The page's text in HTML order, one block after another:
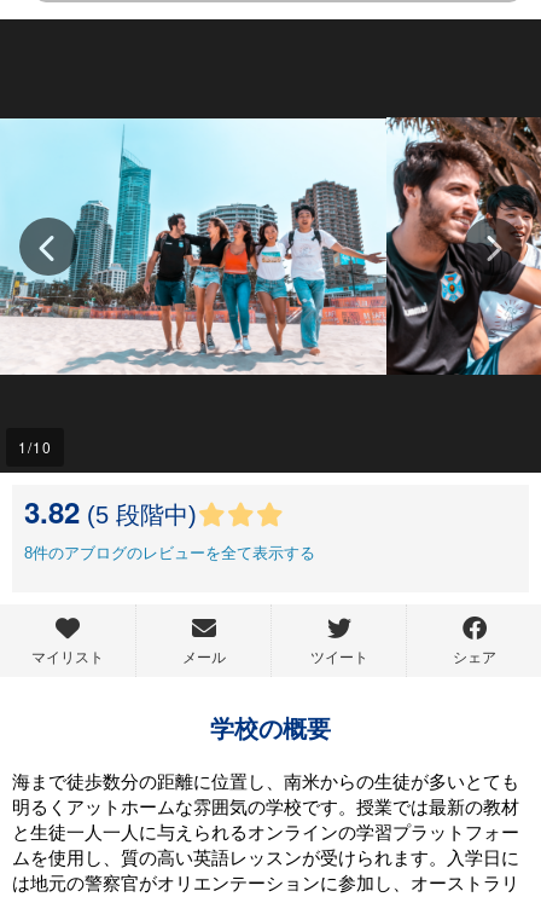
1/10
3.82 (5 段階中)
8件のアブログのレビューを全て表示する
マイリスト メール ツイート シェア
学校の概要
海まで徒歩数分の距離に位置し、南米からの生徒が多いとても
明るくアットホームな雰囲気の学校です。授業では最新の教材
と生徒一人一人に与えられるオンラインの学習プラットフォー
ムを使用し、質の高い英語レッスンが受けられます。入学日に
は地元の警察官がオリエンテーションに参加し、オーストラリ